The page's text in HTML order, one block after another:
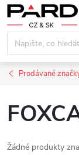
Přejít
na
obsah
Prodávané
Žádné produkty